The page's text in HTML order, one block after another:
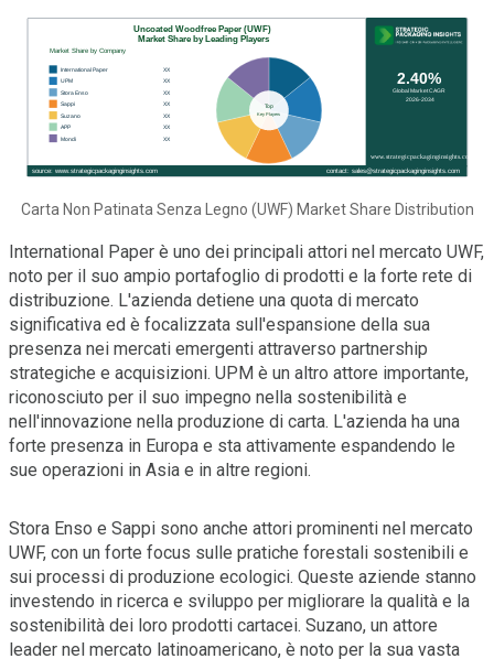
Carta Non Patinata Senza Legno (UWF) Market Share Distribution
International Paper è uno dei principali attori nel mercato UWF,
noto per il suo ampio portafoglio di prodotti e la forte rete di
distribuzione. L'azienda detiene una quota di mercato
significativa ed è focalizzata sull'espansione della sua
presenza nei mercati emergenti attraverso partnership
strategiche e acquisizioni. UPM è un altro attore importante,
riconosciuto per il suo impegno nella sostenibilità e
nell'innovazione nella produzione di carta. L'azienda ha una
forte presenza in Europa e sta attivamente espandendo le
sue operazioni in Asia e in altre regioni.
Stora Enso e Sappi sono anche attori prominenti nel mercato
UWF, con un forte focus sulle pratiche forestali sostenibili e
sui processi di produzione ecologici. Queste aziende stanno
investendo in ricerca e sviluppo per migliorare la qualità e la
sostenibilità dei loro prodotti cartacei. Suzano, un attore
leader nel mercato latinoamericano, è noto per la sua vasta